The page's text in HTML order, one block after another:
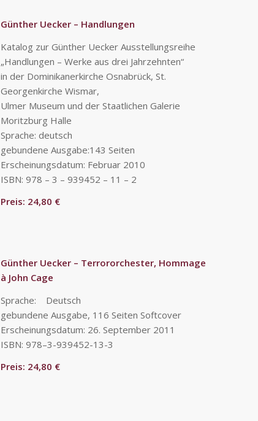
Günther Uecker – Handlungen
Katalog zur Günther Uecker Ausstellungsreihe
„Handlungen – Werke aus drei Jahrzehnten“
in der Dominikanerkirche Osnabrück, St.
Georgenkirche Wismar,
Ulmer Museum und der Staatlichen Galerie
Moritzburg Halle
Sprache: deutsch
gebundene Ausgabe:143 Seiten
Erscheinungsdatum: Februar 2010
ISBN: 978 – 3 – 939452 – 11 – 2
Preis: 24,80 €
Günther Uecker – Terrororchester, Hommage
à John Cage
Sprache: Deutsch
gebundene Ausgabe, 116 Seiten Softcover
Erscheinungsdatum: 26. September 2011
ISBN: 978–3-939452-13-3
Preis: 24,80 €